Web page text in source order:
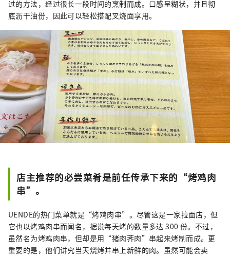
过的方法，经过很长一段时间的烹制而成。口感呈糊状，并且彻
底沥干油份，因此可以轻松搭配叉烧面享用。
店主推荐的必尝菜肴是前任传承下来的“烤鸡肉
串”。
UENDE的热门菜单就是“烤鸡肉串”。尽管这是一家拉面店，但
它也以烤鸡肉串而闻名，据说每天烤的数量多达 300 份。不过，
虽然名为烤鸡肉串，但却是用“猪肉荠肉”串起来烤制而成。更
重要的是，他们讲究当天烧烤并串上新鲜的肉。虽然可能会卖